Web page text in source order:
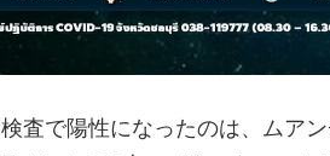
査で陽性になったのは、ムア